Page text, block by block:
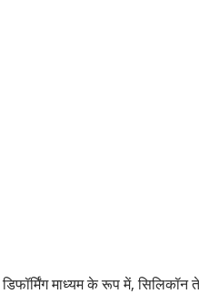
माध्यम के रूप में,